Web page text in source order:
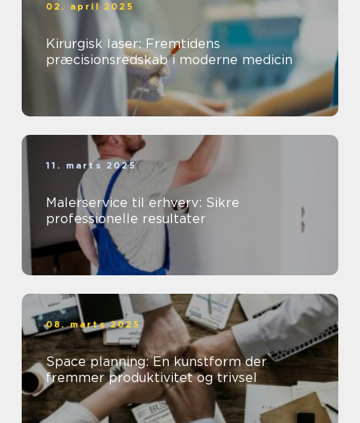
02. april 2025
Kirurgisk laser: Fremtidens
præcisionsredskab i moderne medicin
11. marts 2025
Malerservice til erhverv: Sikre
professionelle resultater
08. marts 2025
Space planning: En kunstform der
fremmer produktivitet og trivsel